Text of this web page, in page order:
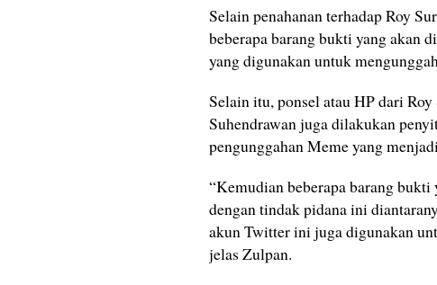
Selain penahanan terhadap Roy
beberapa barang bukti yang akan
yang digunakan untuk
Selain itu, ponsel atau HP dari
Suhendrawan juga dilakukan
pengunggahan Meme yang
“Kemudian beberapa barang
dengan tindak pidana ini
akun Twitter ini juga digunakan
jelas Zulpan.